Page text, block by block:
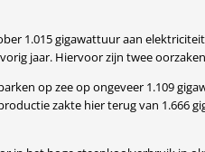
1.015 gigawattuur aan
jaar. Hiervoor zijn twee
op zee op ongeveer 1.109
zakte hier terug van 1.666